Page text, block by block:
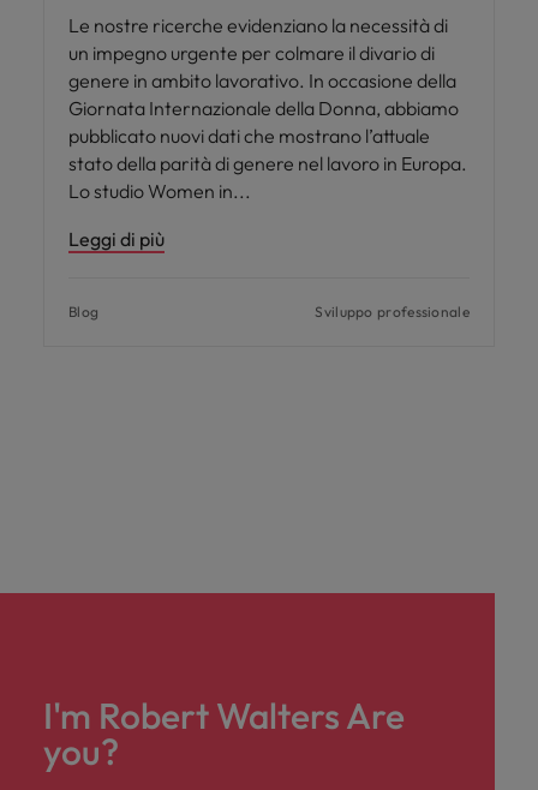
Le nostre ricerche evidenziano la necessità di
un impegno urgente per colmare il divario di
genere in ambito lavorativo. In occasione della
Giornata Internazionale della Donna, abbiamo
pubblicato nuovi dati che mostrano l’attuale
stato della parità di genere nel lavoro in Europa.
Lo studio Women in
Leggi di più
Blog Sviluppo professionale
I'm Robert Walters Are
you?